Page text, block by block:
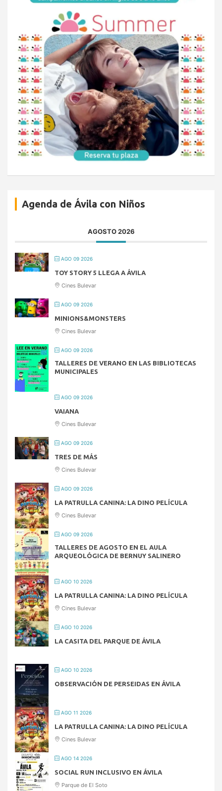
Agenda de Ávila con Niños
AGOSTO 2026
AGO 09 2026
TOY STORY 5 LLEGA A ÁVILA
Cines Bulevar
AGO 09 2026
MINIONS&MONSTERS
Cines Bulevar
AGO 09 2026
TALLERES DE VERANO EN LAS BIBLIOTECAS
MUNICIPALES
AGO 09 2026
VAIANA
Cines Bulevar
AGO 09 2026
TRES DE MÁS
Cines Bulevar
AGO 09 2026
LA PATRULLA CANINA: LA DINO PELÍCULA
Cines Bulevar
AGO 09 2026
TALLERES DE AGOSTO EN EL AULA
ARQUEOLÓGICA DE BERNUY SALINERO
AGO 10 2026
LA PATRULLA CANINA: LA DINO PELÍCULA
Cines Bulevar
AGO 10 2026
LA CASITA DEL PARQUE DE ÁVILA
AGO 10 2026
OBSERVACIÓN DE PERSEIDAS EN ÁVILA
AGO 11 2026
LA PATRULLA CANINA: LA DINO PELÍCULA
Cines Bulevar
AGO 14 2026
SOCIAL RUN INCLUSIVO EN ÁVILA
Parque de El Soto